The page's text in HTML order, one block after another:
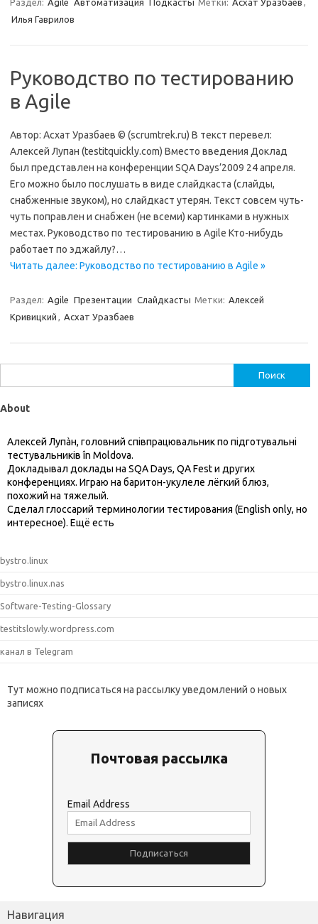
Раздел: Agile Автоматизация Подкасты Метки: Асхат Уразбаев ,
Илья Гаврилов
Руководство по тестированию
в Agile
Автор: Асхат Уразбаев © (scrumtrek.ru) В текст перевел:
Алексей Лупан (testitquickly.com) Вместо введения Доклад
был представлен на конференции SQA Days’2009 24 апреля.
Его можно было послушать в виде слайдкаста (слайды,
снабженные звуком), но слайдкаст утерян. Текст совсем чуть-
чуть поправлен и снабжен (не всеми) картинками в нужных
местах. Руководство по тестированию в Agile Кто-нибудь
работает по эджайлу?…
Читать далее: Руководство по тестированию в Agile »
Раздел: Agile Презентации Слайдкасты Метки: Алексей
Кривицкий , Асхат Уразбаев
About
Алексей Лупàн, головний спiвпрацювальник по підготувальні
тестувальників în Moldova.
Докладывал доклады на SQA Days, QA Fest и других
конференциях. Играю на баритон-укулеле лёгкий блюз,
похожий на тяжелый.
Сделал глоссарий терминологии тестирования (English only, но
интересное). Ещё есть
bystro.linux
bystro.linux.nas
Software-Testing-Glossary
testitslowly.wordpress.com
канал в Telegram
Тут можно подписаться на рассылку уведомлений о новых
записях
Почтовая рассылка
Email Address
Навигация